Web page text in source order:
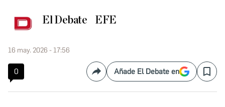
El Debate EFE
16 may. 2026 - 17:56
0 CompartirAñade El Debate en Save